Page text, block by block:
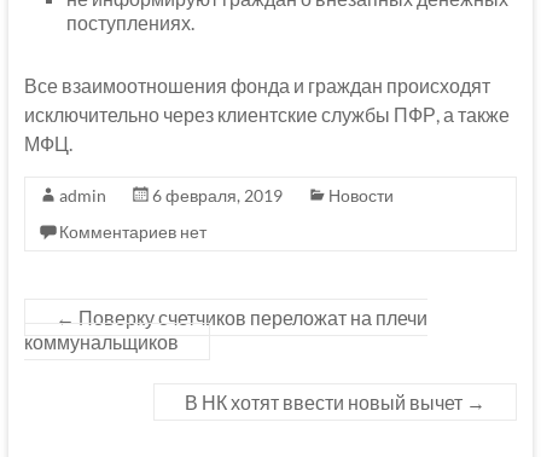
поступлениях.
Все взаимоотношения фонда и граждан происходят
исключительно через клиентские службы ПФР, а также
МФЦ.
admin 6 февраля, 2019
Новости
Комментариев нет
← Поверку счетчиков переложат на плечи
коммунальщиков
В НК хотят ввести новый вычет →